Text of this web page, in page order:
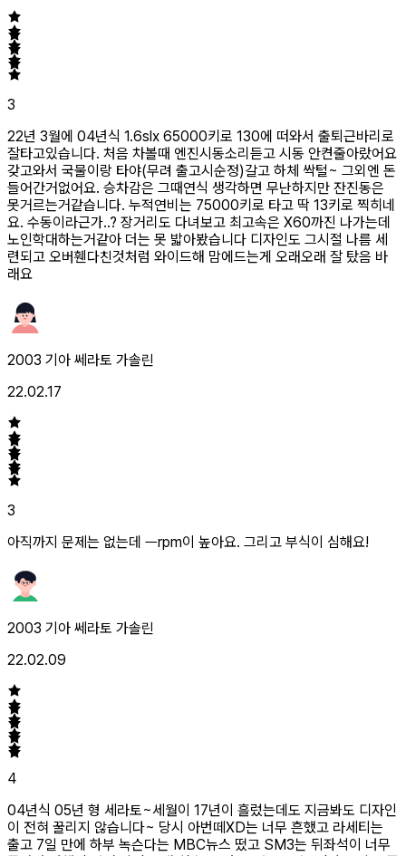
3
22년 3월에 04년식 1.6slx 65000키로 130에 떠와서 출퇴근바리로
잘타고있습니다. 처음 차볼때 엔진시동소리듣고 시동 안켠줄아랐어요
갖고와서 국물이랑 타야(무려 출고시순정)갈고 하체 싹털~ 그외엔 돈
들어간거없어요. 승차감은 그때연식 생각하면 무난하지만 잔진동은
못거르는거같습니다. 누적연비는 75000키로 타고 딱 13키로 찍히네
요. 수동이라근가..? 장거리도 다녀보고 최고속은 X60까진 나가는데
노인학대하는거같아 더는 못 밟아봤습니다 디자인도 그시절 나름 세
련되고 오버휀다친것처럼 와이드해 맘에드는게 오래오래 잘 탔음 바
래요
2003 기아 쎄라토 가솔린
22.02.17
3
아직까지 문제는 없는데 ㅡrpm이 높아요. 그리고 부식이 심해요!
2003 기아 쎄라토 가솔린
22.02.09
4
04년식 05년 형 세라토~세월이 17년이 흘렀는데도 지금봐도 디자인
이 전혀 꿀리지 않습니다~ 당시 아번떼XD는 너무 흔했고 라세티는
출고 7일 만에 하부 녹슨다는 MBC뉴스 떴고 SM3는 뒤좌석이 너무